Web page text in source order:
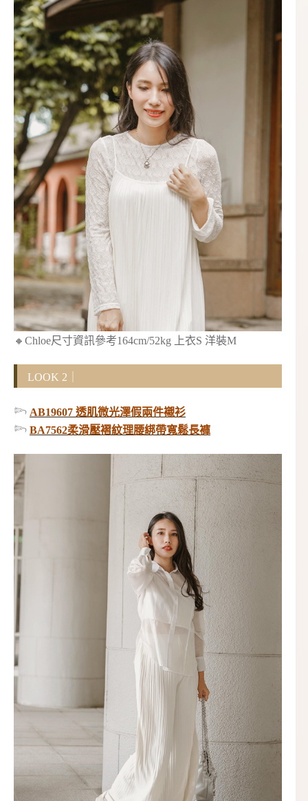
🔸Chloe尺寸資訊參考164cm/52kg 上衣S 洋裝M
LOOK 2｜
𓆸 AB19607 透肌微光澤假兩件襯衫
𓆸 BA7562柔滑壓褶紋理腰綁帶寬鬆長褲